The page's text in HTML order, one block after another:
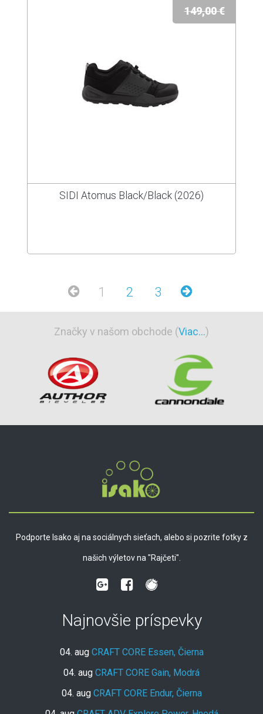
149,00 €
SIDI Atomus Black/Black (2026)
1 2 3
Značky v našom obchode (Viac...)
Podporte Isako aj na sociálnych sieťach, alebo si pozrite fotky z
našich výletov na "Rajčeti".
Najnovšie príspevky
04. aug CRAFT CORE Essen, Čierna
04. aug CRAFT CORE Gain, Modrá
04. aug CRAFT CORE Endur, Čierna